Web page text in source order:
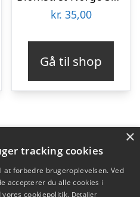
kr. 35,00
Gå til shop
×
tracking cookies
at forbedre brugeroplevelsen. Ved
accepterer du alle cookies i
cookiepolitik. Detaljer